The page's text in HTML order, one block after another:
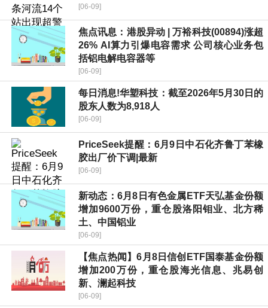
[06-09]
焦点讯息：港股异动 | 万裕科技(00894)涨超
26% AI算力引爆电容需求 公司核心业务包
括铝电解电容器等
[06-09]
每日消息!华塑科技：截至2026年5月30日的
股东人数为8,918人
[06-09]
PriceSeek提醒：6月9日中石化齐鲁丁苯橡
胶出厂价下调|最新
[06-09]
新动态：6月8日有色金属ETF天弘基金份额
增加9600万份，重仓股洛阳钼业、北方稀
土、中国铝业
[06-09]
【焦点热闻】6月8日信创ETF国泰基金份额
增加200万份，重仓股海光信息、兆易创
新、澜起科技
[06-09]